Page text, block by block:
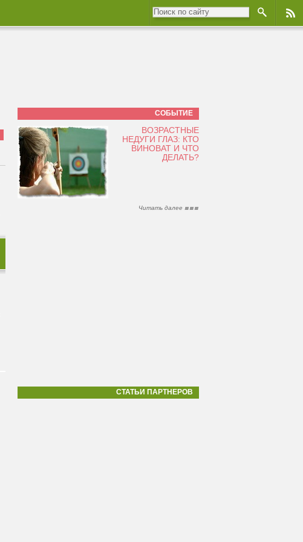
СОБЫТИЕ
ВОЗРАСТНЫЕ
НЕДУГИ ГЛАЗ: КТО
ВИНОВАТ И ЧТО
ДЕЛАТЬ?
Читать далее
СТАТЬИ ПАРТНЕРОВ